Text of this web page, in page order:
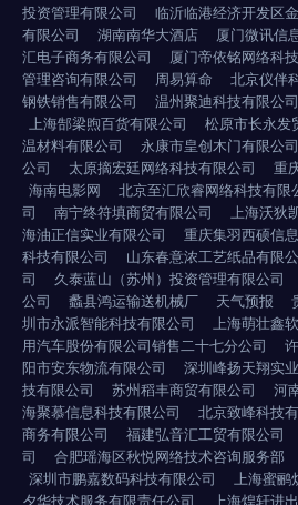
投资管理有限公司
临沂临港经济开发区
有限公司
湖南南华大酒店 厦门微讯信
汇电子商务有限公司
厦门帝依铭网络科
管理咨询有限公司
周易算命 北京仪伴
钢铁销售有限公司
温州聚迪科技有限公司
上海郜梁煦百货有限公司
松原市长永发
温材料有限公司
永康市皇创木门有限公司
公司
太原摘宏廷网络科技有限公司
重
海南电影网
北京至汇欣睿网络科技有限
司
南宁终符填商贸有限公司 上海沃狄
海油正信实业有限公司
重庆集羽西硕信
科技有限公司
山东春意浓工艺纸品有限
司
久泰蓝山（苏州）投资管理有限公司
公司
蠡县鸿运输送机械厂 天气预报
圳市永派智能科技有限公司
上海萌壮鑫
用汽车股份有限公司销售二十七分公司
阳市安东物流有限公司
深圳峰扬天翔实
技有限公司
苏州稻丰商贸有限公司 河
海聚慕信息科技有限公司
北京致峰科技
商务有限公司
福建弘音汇工贸有限公司
司
合肥瑶海区秋悦网络技术咨询服务部
深圳市鹏嘉数码科技有限公司
上海蜜
夕华技术服务有限责任公司
上海煌轩进